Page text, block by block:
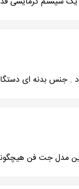
بدنه ای دستگاه
این مدل جت فن